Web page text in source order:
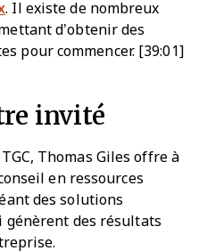
. Il existe de nombreux
d’obtenir des
pour commencer. [39:01]
invité
Thomas Giles offre à
en ressources
des solutions
génèrent des résultats